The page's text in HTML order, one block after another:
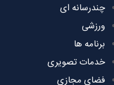
چندرسانه ای
ورزشی
برنامه ها
خدمات تصویری
فضای مجازی